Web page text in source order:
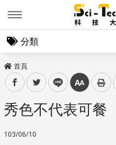
分類
首頁
facebooktwitter line 中
秀色不代表可餐
103/06/10